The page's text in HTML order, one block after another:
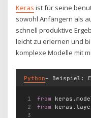
Keras ist für seine
sowohl Anfängern als
schnell produktive
leicht zu erlernen und
komplexe Modelle mit
Python– Beispiel:
from
from